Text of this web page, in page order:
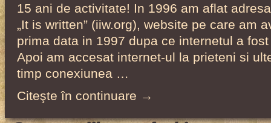
15 ani de activitate! In 1996 am aflat
„It is written” (iiw.org), website pe care am
prima data in 1997 dupa ce internetul a
Apoi am accesat internet-ul la prieteni si
timp conexiunea …
Citeşte în continuare →